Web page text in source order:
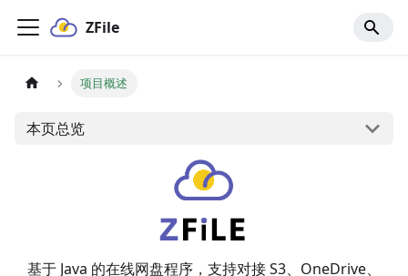
ZFile
项目概述
本页总览
基于 Java 的在线网盘程序，支持对接 S3、OneDrive、